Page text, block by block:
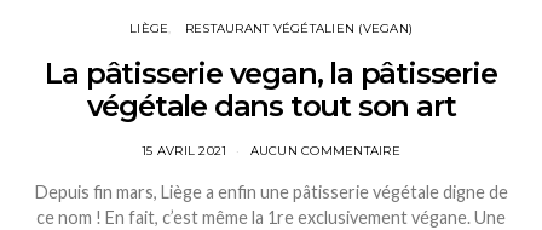
LIÈGE RESTAURANT VÉGÉTALIEN (VEGAN)
La pâtisserie vegan, la pâtisserie
végétale dans tout son art
15 AVRIL 2021 AUCUN COMMENTAIRE
Depuis fin mars, Liège a enfin une pâtisserie végétale digne de
ce nom ! En fait, c’est même la 1re exclusivement végane. Une